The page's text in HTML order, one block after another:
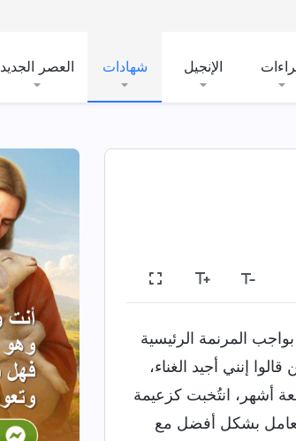
الإنجيل شهادات العصر الجديد
المرنمة الرئيسية
إنني أجيد الغناء،
أشهر، انتُخبت كزعيمة
بشكل أفضل مع